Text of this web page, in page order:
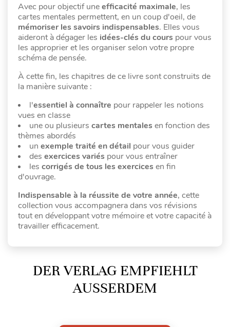
Avec pour objectif uneefficacité maximale, les
cartes mentales permettent, en un coup d'oeil, de
mémoriser les savoirs indispensables. Elles vous
aideront à dégager les idées-clés du cours pour vous
les approprier et les organiser selon votre propre
schéma de pensée.
À cette fin, les chapitres de ce livre sont construits de
la manière suivante :
l'essentiel à connaître pour rappeler les notions
vues en classe
une ou plusieurs cartes mentales en fonction des
thèmes abordés
un exemple traité en détail pour vous guider
des exercices variés pour vous entraîner
les corrigés de tous les exercices en fin
d'ouvrage.
Indispensable à la réussite de votre année, cette
collection vous accompagnera dans vos révisions
tout en développant votre mémoire et votre capacité à
travailler efficacement.
DER VERLAG EMPFIEHLT
AUSSERDEM